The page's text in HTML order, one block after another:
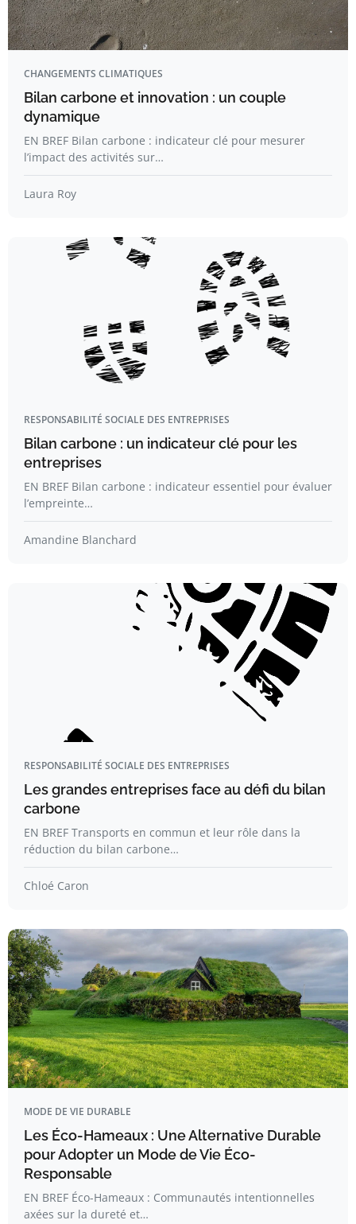
CHANGEMENTS CLIMATIQUES
Bilan carbone et innovation : un couple
dynamique
EN BREF Bilan carbone : indicateur clé pour mesurer
l’impact des activités sur…
Laura Roy
RESPONSABILITÉ SOCIALE DES ENTREPRISES
Bilan carbone : un indicateur clé pour les
entreprises
EN BREF Bilan carbone : indicateur essentiel pour évaluer
l’empreinte…
Amandine Blanchard
RESPONSABILITÉ SOCIALE DES ENTREPRISES
Les grandes entreprises face au défi du bilan
carbone
EN BREF Transports en commun et leur rôle dans la
réduction du bilan carbone…
Chloé Caron
MODE DE VIE DURABLE
Les Éco-Hameaux : Une Alternative Durable
pour Adopter un Mode de Vie Éco-
Responsable
EN BREF Éco-Hameaux : Communautés intentionnelles
axées sur la dureté et…